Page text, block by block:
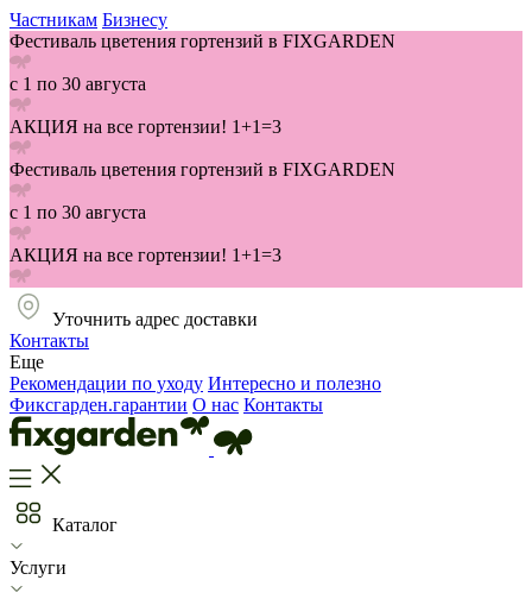
Частникам Бизнесу
Фестиваль цветения гортензий в FIXGARDEN
с 1 по 30 августа
АКЦИЯ на все гортензии! 1+1=3
Фестиваль цветения гортензий в FIXGARDEN
с 1 по 30 августа
АКЦИЯ на все гортензии! 1+1=3
Уточнить адрес доставки
Контакты
Еще
Рекомендации по уходу Интересно и полезно
Фиксгарден.гарантии О нас Контакты
Каталог
Услуги